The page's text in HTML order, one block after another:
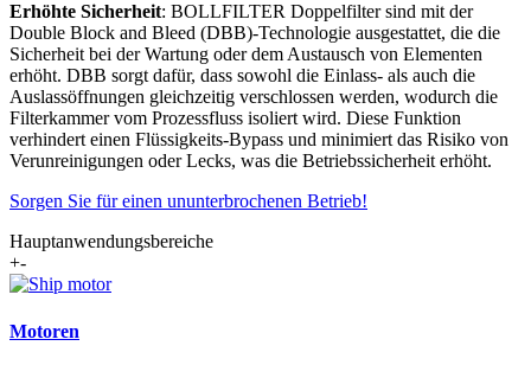
Erhöhte Sicherheit: BOLLFILTER Doppelfilter sind mit der
Double Block and Bleed (DBB)-Technologie ausgestattet, die die
Sicherheit bei der Wartung oder dem Austausch von Elementen
erhöht. DBB sorgt dafür, dass sowohl die Einlass- als auch die
Auslassöffnungen gleichzeitig verschlossen werden, wodurch die
Filterkammer vom Prozessfluss isoliert wird. Diese Funktion
verhindert einen Flüssigkeits-Bypass und minimiert das Risiko von
Verunreinigungen oder Lecks, was die Betriebssicherheit erhöht.
Sorgen Sie für einen ununterbrochenen Betrieb!
Hauptanwendungsbereiche
+-
Motoren